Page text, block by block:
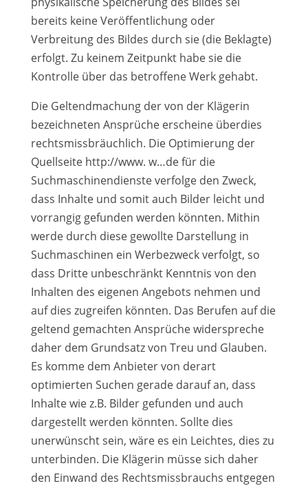
bereits keine Veröffentlichung oder
Verbreitung des Bildes durch sie (die Beklagte)
erfolgt. Zu keinem Zeitpunkt habe sie die
Kontrolle über das betroffene Werk gehabt.
Die Geltendmachung der von der Klägerin
bezeichneten Ansprüche erscheine überdies
rechtsmissbräuchlich. Die Optimierung der
Quellseite http://www. w…de für die
Suchmaschinendienste verfolge den Zweck,
dass Inhalte und somit auch Bilder leicht und
vorrangig gefunden werden könnten. Mithin
werde durch diese gewollte Darstellung in
Suchmaschinen ein Werbezweck verfolgt, so
dass Dritte unbeschränkt Kenntnis von den
Inhalten des eigenen Angebots nehmen und
auf dies zugreifen könnten. Das Berufen auf die
geltend gemachten Ansprüche widerspreche
daher dem Grundsatz von Treu und Glauben.
Es komme dem Anbieter von derart
optimierten Suchen gerade darauf an, dass
Inhalte wie z.B. Bilder gefunden und auch
dargestellt werden könnten. Sollte dies
unerwünscht sein, wäre es ein Leichtes, dies zu
unterbinden. Die Klägerin müsse sich daher
den Einwand des Rechtsmissbrauchs entgegen